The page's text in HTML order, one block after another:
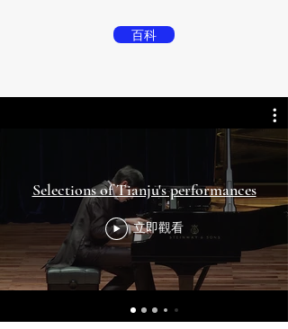
百科
Selections of Tianju's performances
立即觀看